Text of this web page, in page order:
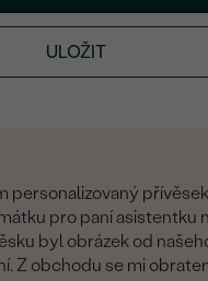
ULOŽIT
personalizovaný
pro paní asistentku
byl obrázek od
Z obchodu se mi